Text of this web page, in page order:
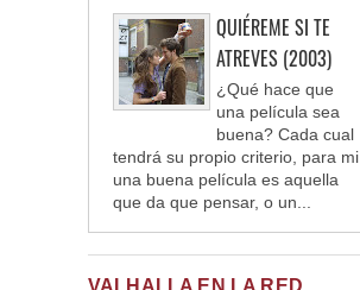
QUIÉREME SI TE
ATREVES (2003)
¿Qué hace que
una película sea
buena? Cada cual
tendrá su propio criterio, para mi
una buena película es aquella
que da que pensar, o un...
VALHALLA EN LA RED